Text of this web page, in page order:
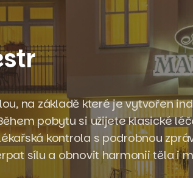
na základě které je vytvořen
pobytu si užijete klasické
kontrola s podrobnou
sílu a obnovit harmonii těla i